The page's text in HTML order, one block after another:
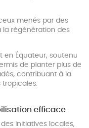
menés par des
la régénération des
en Équateur, soutenu
de planter plus de
contribuant à la
efficace
initiatives locales,